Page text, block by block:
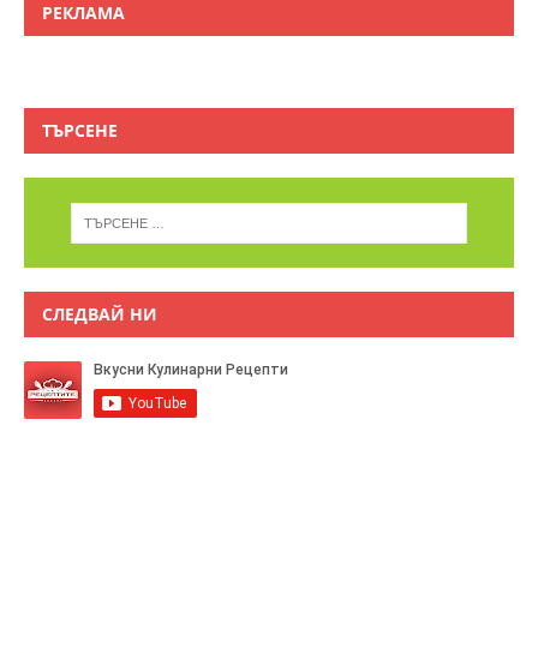
РЕКЛАМА
ТЪРСЕНЕ
СЛЕДВАЙ НИ